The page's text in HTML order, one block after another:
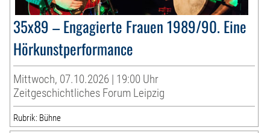
35x89 – Engagierte Frauen 1989/90. Eine
Hörkunstperformance
Mittwoch, 07.10.2026 | 19:00 Uhr
Zeitgeschichtliches Forum Leipzig
Rubrik: Bühne